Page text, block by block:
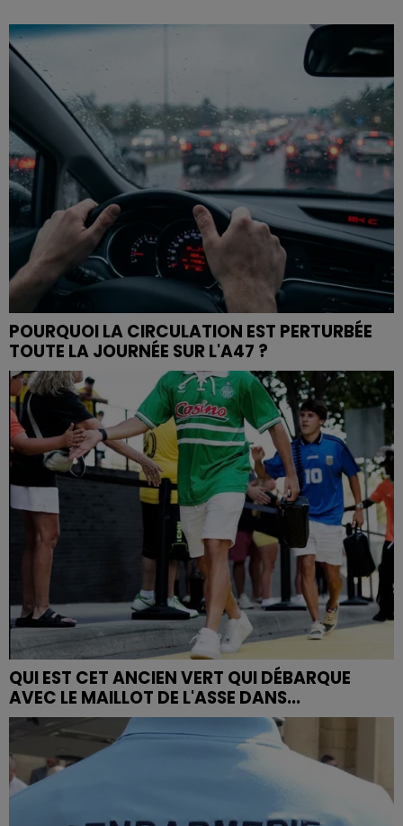
POURQUOI LA CIRCULATION EST PERTURBÉE
TOUTE LA JOURNÉE SUR L'A47 ?
QUI EST CET ANCIEN VERT QUI DÉBARQUE
AVEC LE MAILLOT DE L'ASSE DANS...